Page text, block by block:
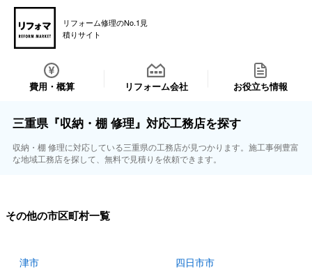
リフォーム修理のNo.1見
積りサイト
費用・概算 リフォーム会社 お役立ち情報
三重県『収納・棚 修理』対応工務店を探す
収納・棚 修理に対応している三重県の工務店が見つかります。施工事例豊富
な地域工務店を探して、無料で見積りを依頼できます。
その他の市区町村一覧
津市 四日市市